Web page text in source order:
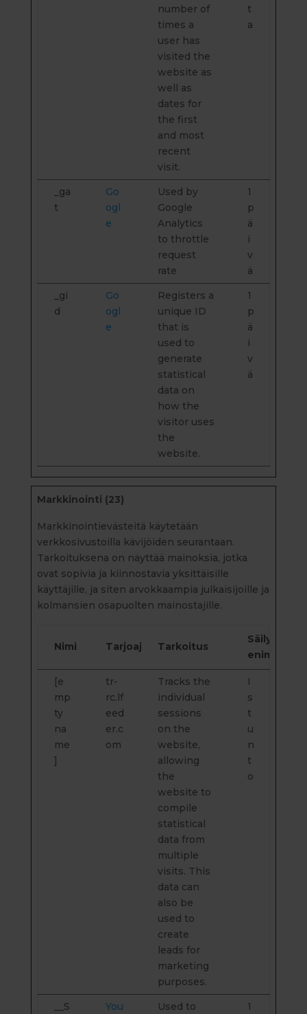
number of
times a
user has
visited the
website as
well as
dates for
the first
and most
recent
visit.
t
a
_ga
t
Go
ogl
e
Used by
Google
Analytics
to throttle
request
rate
1
p
ä
i
v
ä
_gi
d
Go
ogl
e
Registers a
unique ID
that is
used to
generate
statistical
data on
how the
visitor uses
the
website.
1
p
ä
i
v
ä
Markkinointi (23)
Markkinointievästeitä käytetään
verkkosivustoilla kävijöiden seurantaan.
Tarkoituksena on näyttää mainoksia, jotka
ovat sopivia ja kiinnostavia yksittäisille
käyttäjille, ja siten arvokkaampia julkaisijoille ja
kolmansien osapuolten mainostajille.
Nimi Tarjoaja Tarkoitus
Säilytyksen
[e
mp
ty
na
me
]
tr-
rc.lf
eed
er.c
om
Tracks the
individual
sessions
on the
website,
allowing
the
website to
compile
statistical
data from
multiple
visits. This
data can
also be
used to
create
leads for
marketing
purposes.
I
s
t
u
n
t
o
__S
You
Used to
1